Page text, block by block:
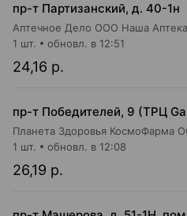
пр-т Партизанский, д. 40-1н
Аптечное Дело ООО Наша
24,16 р.
1 шт. обновл. в 12:51
26,19 р.
1 шт. обновл. в 12:08